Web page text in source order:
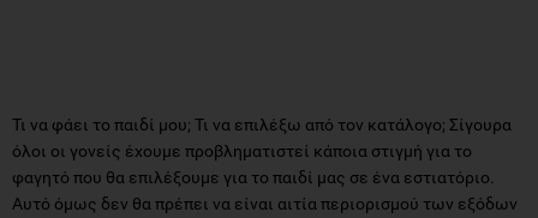
Τι να φάει το παιδί μου; Τι να επιλέξω από τον κατάλογο; Σίγουρα
όλοι οι γονείς έχουμε προβληματιστεί κάποια στιγμή για το
φαγητό που θα επιλέξουμε για το παιδί μας σε ένα εστιατόριο.
Αυτό όμως δεν θα πρέπει να είναι αιτία περιορισμού των εξόδων